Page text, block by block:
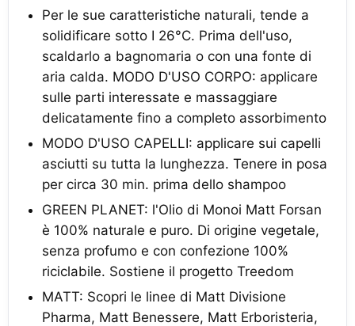
Per le sue caratteristiche naturali, tende a
solidificare sotto I 26°C. Prima dell'uso,
scaldarlo a bagnomaria o con una fonte di
aria calda. MODO D'USO CORPO: applicare
sulle parti interessate e massaggiare
delicatamente fino a completo assorbimento
MODO D'USO CAPELLI: applicare sui capelli
asciutti su tutta la lunghezza. Tenere in posa
per circa 30 min. prima dello shampoo
GREEN PLANET: l'Olio di Monoi Matt Forsan
è 100% naturale e puro. Di origine vegetale,
senza profumo e con confezione 100%
riciclabile. Sostiene il progetto Treedom
MATT: Scopri le linee di Matt Divisione
Pharma, Matt Benessere, Matt Erboristeria,